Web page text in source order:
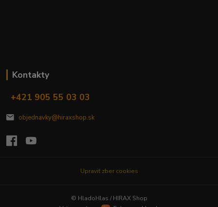
Kontakty
+421 905 55 03 03
objednavky@hiraxshop.sk
Upraviť zber cookies
© HladoHlas / HIRAX Shop